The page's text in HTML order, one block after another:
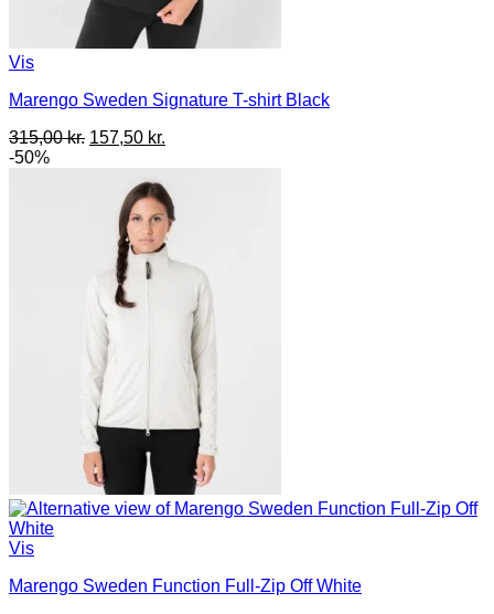
Vis
Marengo Sweden Signature T-shirt Black
315,00kr. Den
315,00 kr..
157,50 kr.
er:
157,50 kr..
-50%
Vis
Marengo Sweden Function Full-Zip Off White